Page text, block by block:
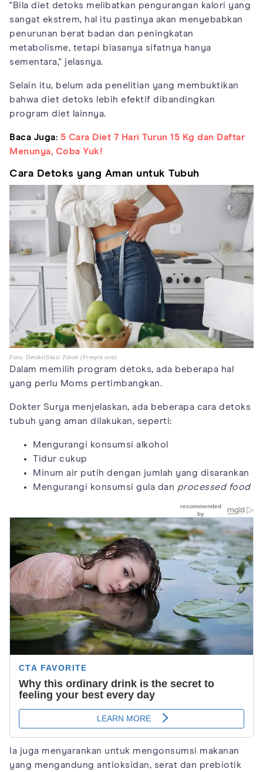
"Bila diet detoks melibatkan pengurangan kalori yang
sangat ekstrem, hal itu pastinya akan menyebabkan
penurunan berat badan dan peningkatan
metabolisme, tetapi biasanya sifatnya hanya
sementara," jelasnya.
Selain itu, belum ada penelitian yang membuktikan
bahwa diet detoks lebih efektif dibandingkan
program diet lainnya.
Baca Juga: 5 Cara Diet 7 Hari Turun 15 Kg dan Daftar
Menunya, Coba Yuk!
Cara Detoks yang Aman untuk Tubuh
Foto: Detoksifikasi Tubuh (Freepik.com)
Dalam memilih program detoks, ada beberapa hal
yang perlu Moms pertimbangkan.
Dokter Surya menjelaskan, ada beberapa cara detoks
tubuh yang aman dilakukan, seperti:
Mengurangi konsumsi alkohol
Tidur cukup
Minum air putih dengan jumlah yang disarankan
Mengurangi konsumsi gula dan processed food
Ia juga menyarankan untuk mengonsumsi makanan
yang mengandung antioksidan, serat dan prebiotik